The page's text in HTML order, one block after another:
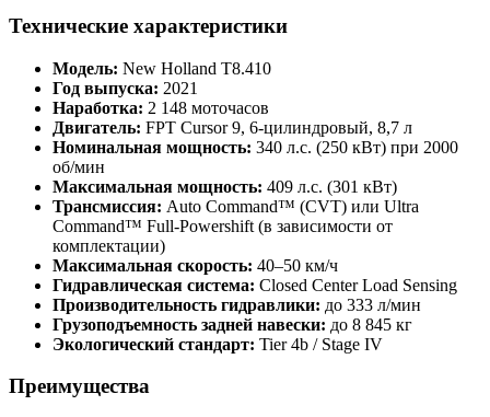
Технические характеристики
Модель: New Holland T8.410
Год выпуска: 2021
Наработка: 2 148 моточасов
Двигатель: FPT Cursor 9, 6-цилиндровый, 8,7 л
Номинальная мощность: 340 л.с. (250 кВт) при 2000
об/мин
Максимальная мощность: 409 л.с. (301 кВт)
Трансмиссия: Auto Command™ (CVT) или Ultra
Command™ Full-Powershift (в зависимости от
комплектации)
Максимальная скорость: 40–50 км/ч
Гидравлическая система: Closed Center Load Sensing
Производительность гидравлики: до 333 л/мин
Грузоподъемность задней навески: до 8 845 кг
Экологический стандарт: Tier 4b / Stage IV
Преимущества